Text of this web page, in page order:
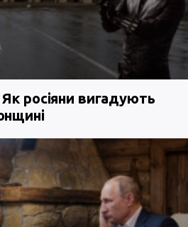
Як росіяни вигадують